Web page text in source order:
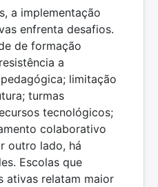
a implementação
enfrenta desafios.
de formação
a
limitação
turmas
tecnológicos;
colaborativo
outro lado, há
Escolas que
ativas relatam maior